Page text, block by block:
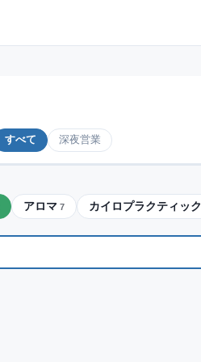
すべて 深夜営業
アロマ 7 カイロプラクティック